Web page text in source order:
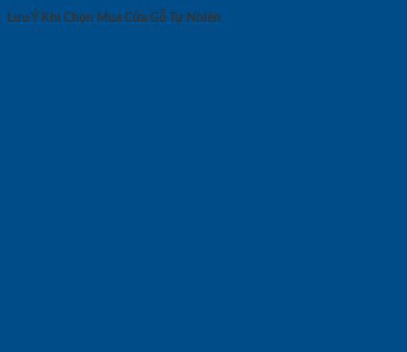
Lưu Ý Khi Chọn Mua Cửa Gỗ Tự Nhiên